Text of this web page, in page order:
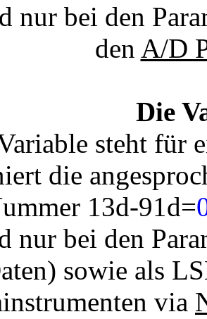
nur bei den
den A/D
Die
steht für
die
13d-91d=
nur bei den
sowie als
via